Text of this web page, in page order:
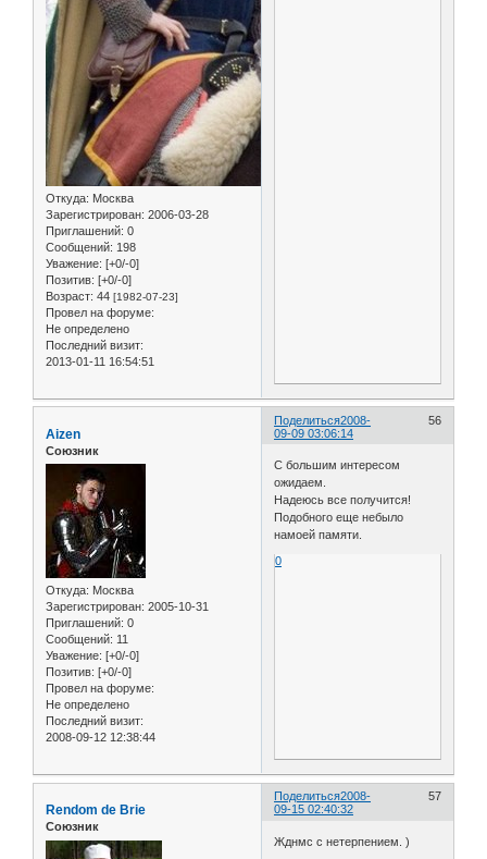
Откуда: Москва
Зарегистрирован: 2006-03-28
Приглашений: 0
Сообщений: 198
Уважение: [+0/-0]
Позитив: [+0/-0]
Возраст: 44 [1982-07-23]
Провел на форуме:
Не определено
Последний визит:
2013-01-11 16:54:51
Поделиться 56
2008-
09-09 03:06:14
Aizen
Союзник
Откуда: Москва
Зарегистрирован: 2005-10-31
Приглашений: 0
Сообщений: 11
Уважение: [+0/-0]
Позитив: [+0/-0]
Провел на форуме:
Не определено
Последний визит:
2008-09-12 12:38:44
С большим интересом
ожидаем.
Надеюсь все получится!
Подобного еще небыло
намоей памяти.
0
Поделиться 57
2008-
09-15 02:40:32
Rendom de Brie
Союзник
Жднмс с нетерпением. )